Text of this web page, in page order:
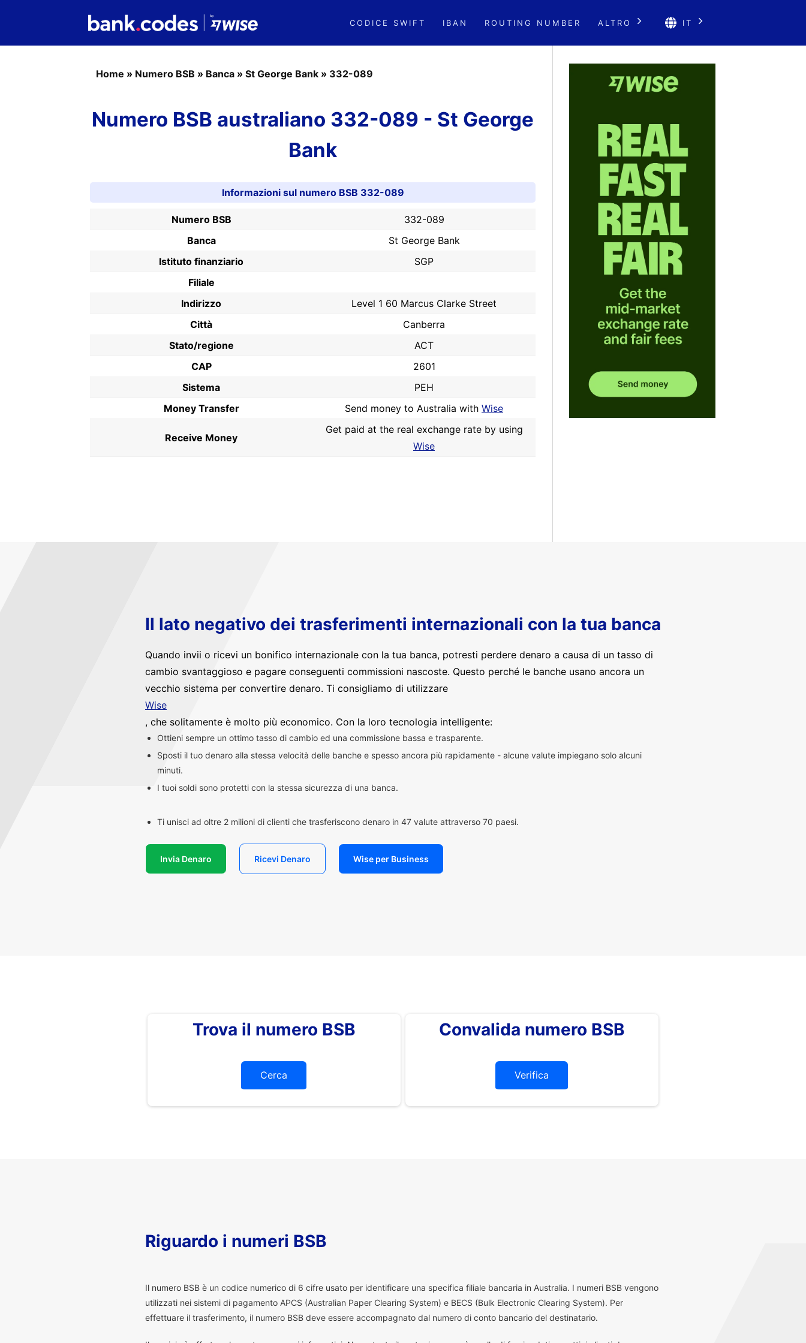
CODICE SWIFT IBAN ROUTING NUMBER ALTRO IT
Home » Numero BSB » Banca » St George Bank » 332-089
Numero BSB australiano 332-089 - St George
Bank
Informazioni sul numero BSB 332-089
Numero BSB
332-089
Banca
St George Bank
Istituto finanziario
SGP
Filiale
Indirizzo
Level 1 60 Marcus Clarke Street
Città
Canberra
Stato/regione
ACT
CAP
2601
Sistema
PEH
Money Transfer
Send money to Australia with Wise
Receive Money
Get paid at the real exchange rate by using
Wise
Il lato negativo dei trasferimenti internazionali con la tua banca
Quando invii o ricevi un bonifico internazionale con la tua banca, potresti perdere denaro a causa di un tasso di
cambio svantaggioso e pagare conseguenti commissioni nascoste. Questo perché le banche usano ancora un
vecchio sistema per convertire denaro. Ti consigliamo di utilizzare
Wise
, che solitamente è molto più economico. Con la loro tecnologia intelligente:
Ottieni sempre un ottimo tasso di cambio ed una commissione bassa e trasparente.
Sposti il tuo denaro alla stessa velocità delle banche e spesso ancora più rapidamente - alcune valute impiegano solo alcuni
minuti.
I tuoi soldi sono protetti con la stessa sicurezza di una banca.
Ti unisci ad oltre 2 milioni di clienti che trasferiscono denaro in 47 valute attraverso 70 paesi.
Invia Denaro Ricevi Denaro Wise per Business
Trova il numero BSB
Cerca
Convalida numero BSB
Verifica
Riguardo i numeri BSB
Il numero BSB è un codice numerico di 6 cifre usato per identificare una specifica filiale bancaria in Australia. I numeri BSB vengono
utilizzati nei sistemi di pagamento APCS (Australian Paper Clearing System) e BECS (Bulk Electronic Clearing System). Per
effettuare il trasferimento, il numero BSB deve essere accompagnato dal numero di conto bancario del destinatario.